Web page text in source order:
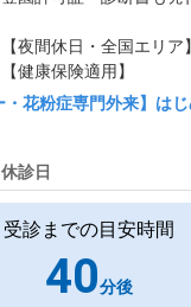
【夜間休日・全国エリア】
【健康保険適用】
・花粉症専門外来】はじ
診日
受診までの目安時間
40分後